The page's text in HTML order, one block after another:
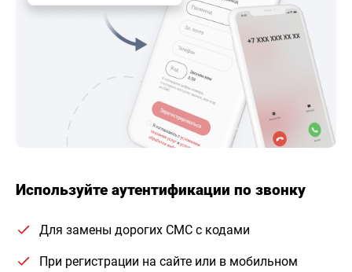
Используйте аутентификации по звонку
Для замены дорогих СМС с кодами
При регистрации на сайте или в мобильном